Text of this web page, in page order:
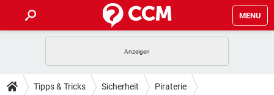
MENU
ANDROID IOS
TIPPS & TRICKS
Tipps & Tricks Sicherheit Piraterie